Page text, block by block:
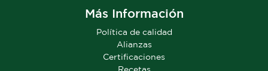
Más Información
Política de calidad
Alianzas
Certificaciones
Recetas